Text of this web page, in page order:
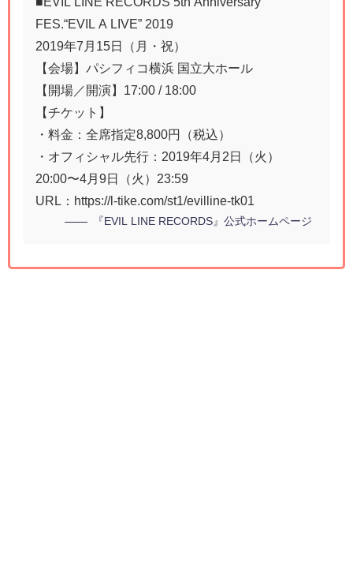
FES.“EVIL A LIVE” 2019
2019年7月15日（月・祝）
【会場】パシフィコ横浜 国立大ホール
【開場／開演】17:00 / 18:00
【チケット】
・料金：全席指定8,800円（税込）
・オフィシャル先行：2019年4月2日（火）
20:00〜4月9日（火）23:59
URL：https://l-tike.com/st1/evilline-tk01
『EVIL LINE RECORDS』公式ホームページ